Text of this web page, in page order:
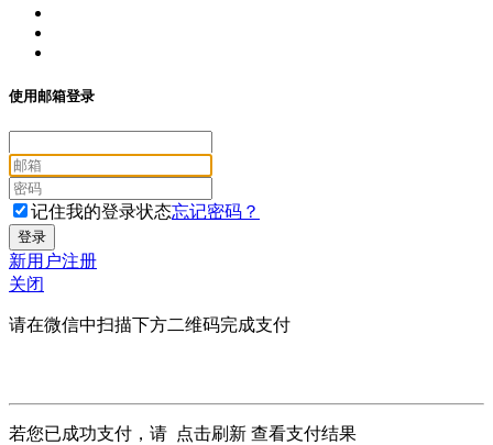
使用邮箱登录
记住我的登录状态忘记密码？
新用户注册
关闭
请在微信中扫描下方二维码完成支付
若您已成功支付，请 点击刷新 查看支付结果